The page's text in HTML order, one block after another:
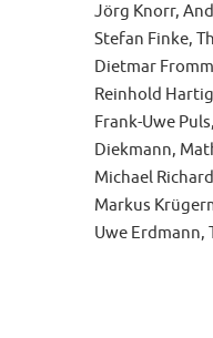
Jörg Knorr,
Stefan Finke,
Dietmar
Reinhold
Frank-Uwe
Diekmann,
Michael
Markus
Uwe Erdmann,